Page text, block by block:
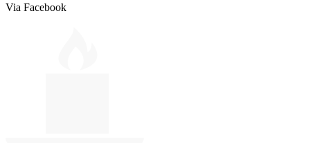
Via Facebook